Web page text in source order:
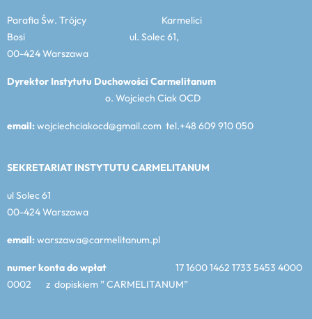
Parafia Św. Trójcy Karmelici
Bosi ul. Solec 61,
00-424 Warszawa
Dyrektor Instytutu Duchowości Carmelitanum
o. Wojciech Ciak OCD
email:wojciechciakocd@gmail.com tel.+48 609 910 050
SEKRETARIAT INSTYTUTU CARMELITANUM
ul Solec 61
00-424 Warszawa
email:warszawa@carmelitanum.pl
numer konta do wpłat 17 1600 1462 1733 5453 4000
0002 z dopiskiem ” CARMELITANUM”